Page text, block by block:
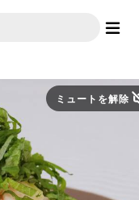
ミュートを解除